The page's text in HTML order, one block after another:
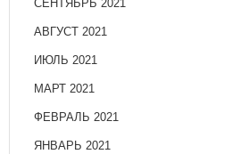
СЕНТЯБРЬ 2021
АВГУСТ 2021
ИЮЛЬ 2021
МАРТ 2021
ФЕВРАЛЬ 2021
ЯНВАРЬ 2021